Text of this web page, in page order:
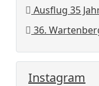
Ausflug 35
36.
Instagram